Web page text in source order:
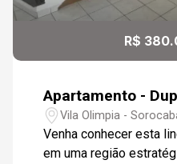
R$
Apartamento -
Vila Olimpia -
Venha conhecer esta
em uma região